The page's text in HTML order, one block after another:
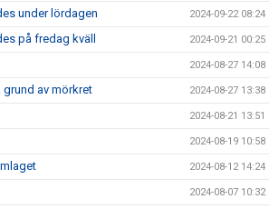
under lördagen 2024-09-22 08:24
på fredag kväll 2024-09-21 00:25
2024-08-27 14:08
av mörkret 2024-08-27 13:38
2024-08-21 13:51
2024-08-19 10:58
2024-08-12 14:24
2024-08-07 10:32